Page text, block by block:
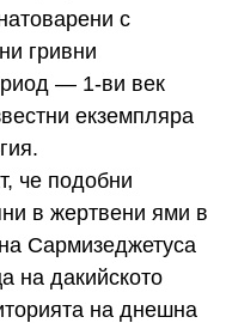
с
гривни
— 1-ви век
екземпляра
че подобни
в жертвени ями в
Сармизеджетуса
на дакийското
на днешна